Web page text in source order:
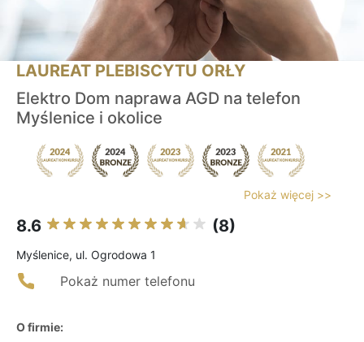
LAUREAT PLEBISCYTU ORŁY
Elektro Dom naprawa AGD na telefon
Myślenice i okolice
Pokaż więcej >>
8.6 (8)
Myślenice, ul. Ogrodowa 1
Pokaż numer telefonu
O firmie: